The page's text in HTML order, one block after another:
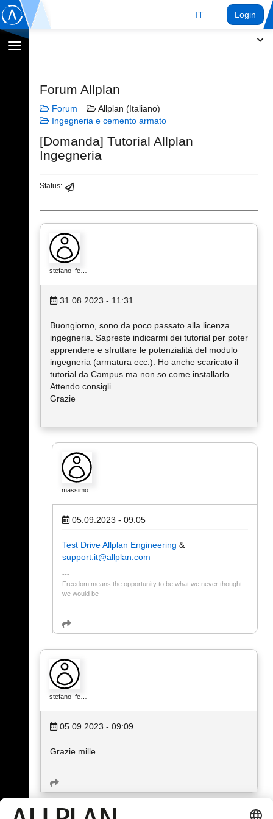
IT Login
Toggle
Forum Allplan
Forum
Allplan (Italiano)
Ingegneria e cemento armato
[Domanda] Tutorial Allplan
Ingegneria
Status:
stefano_fe…
31.08.2023 - 11:31
Buongiorno, sono da poco passato alla licenza
ingegneria. Sapreste indicarmi dei tutorial per poter
apprendere e sfruttare le potenzialità del modulo
ingegneria (armatura ecc.). Ho anche scaricato il
tutorial da Campus ma non so come installarlo.
Attendo consigli
Grazie
massimo
05.09.2023 - 09:05
Test Drive Allplan Engineering &
support.it@allplan.com
Freedom means the opportunity to be what we never thought
we would be
stefano_fe…
05.09.2023 - 09:09
Grazie mille